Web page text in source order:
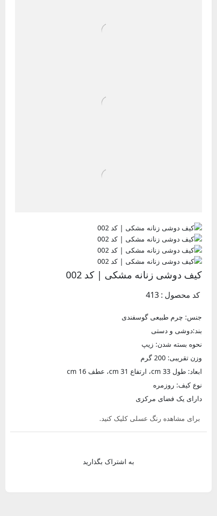
کیف دوشی زنانه مشکی | کد 002
کد محصول : 413
جنس: چرم طبیعی گوسفندی
بند:دوشی و دستی
نحوه بسته شدن: زیپ
وزن تقریبی: 200 گرم
ابعاد: طول 33 cm، ارتفاع 31 cm، عطف 16 cm
نوع کیف: روزمره
دارای یک فضای مرکزی
برای مشاهده رنگ عسلی کلیک کنید.
به اشتراک بگذارید